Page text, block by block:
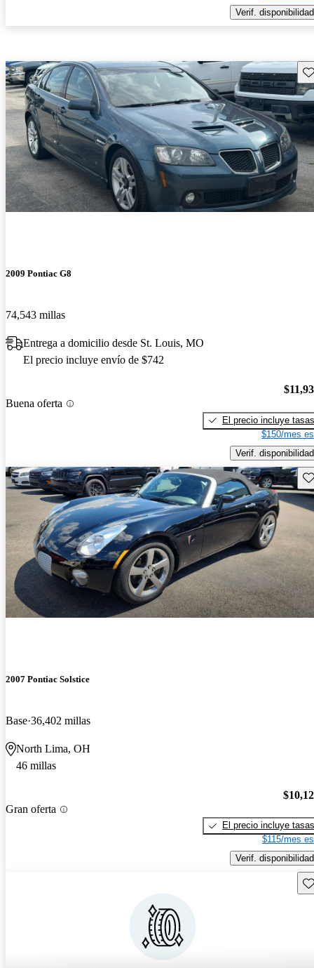
Verif. disponibilidad
2009 Pontiac G8
74,543 millas
Entrega a domicilio desde St. Louis, MO
El precio incluye envío de $742
Buena oferta
El precio incluye tasas
$150/mes
Verif. disponibilidad
2007 Pontiac Solstice
Base 36,402 millas
North Lima, OH
46 millas
Gran oferta
El precio incluye tasas
$115/mes
Verif. disponibilidad